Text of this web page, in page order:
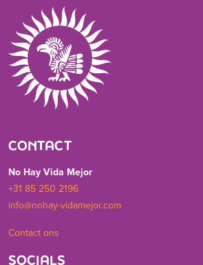
CONTACT
No Hay Vida Mejor
+31 85 250 2196
info@nohay-vidamejor.com
Contact ons
SOCIALS